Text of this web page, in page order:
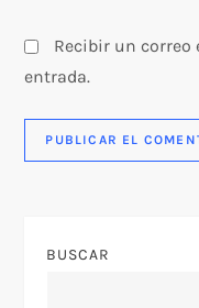
Recibir un correo
entrada.
BUSCAR